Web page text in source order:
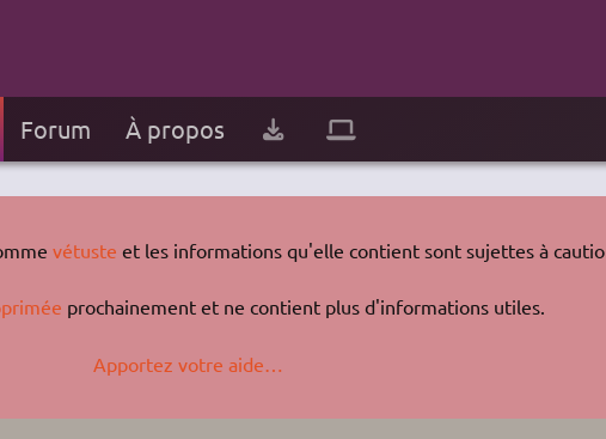
Forum À propos
vétuste et les informations qu'elle contient sont sujettes à
prochainement et ne contient plus d'informations utiles.
Apportez votre aide…